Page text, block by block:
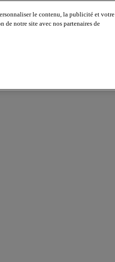
le contenu, la publicité et votre
de notre site avec nos partenaires de